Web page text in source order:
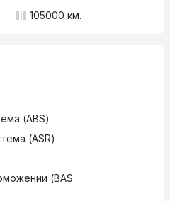
105000 км.
(ABS)
(ASR)
(BAS